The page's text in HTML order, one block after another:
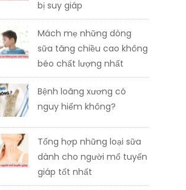
bị suy giáp
Mách mẹ những dòng
sữa tăng chiều cao không
béo chất lượng nhất
Bệnh loãng xương có
nguy hiểm không?
Tổng hợp những loại sữa
dành cho người mổ tuyến
giáp tốt nhất